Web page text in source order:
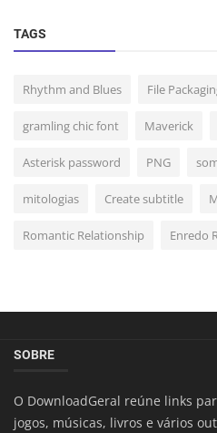
TAGS
Rhythm and Blues File
gramling chic font Maverick
Asterisk password PNG
mitologias Create subtitle
Romantic Relationship Enredo
SOBRE
O DownloadGeral reúne links
jogos, músicas, livros e vários